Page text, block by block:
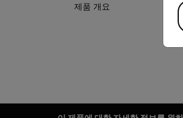
제품 개요